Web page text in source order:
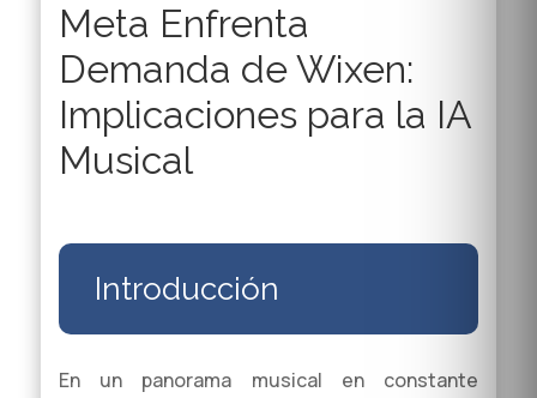
Meta Enfrenta
Demanda de Wixen:
Implicaciones para la IA
Musical
Introducción
En un panorama musical en constante